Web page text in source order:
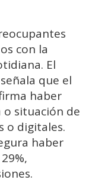
con la
El
que el
haber
situación de
o digitales.
haber